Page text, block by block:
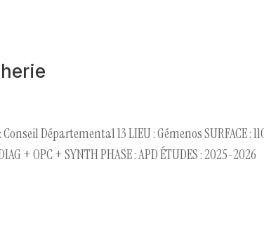
Départemental 13 LIEU : Gémenos SURFACE :
+ OPC + SYNTH PHASE : APD ÉTUDES : 2025-2026